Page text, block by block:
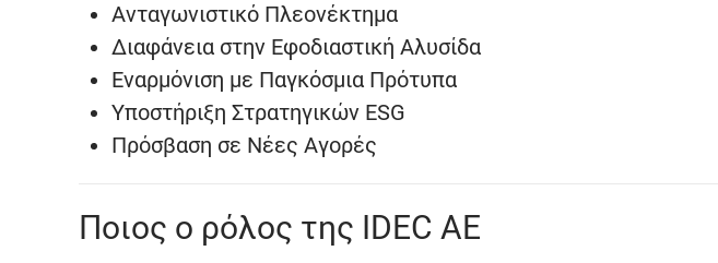
Ανταγωνιστικό Πλεονέκτημα
Διαφάνεια στην Εφοδιαστική Αλυσίδα
Εναρμόνιση με Παγκόσμια Πρότυπα
Υποστήριξη Στρατηγικών ESG
Πρόσβαση σε Νέες Αγορές
Ποιος ο ρόλος της IDEC AE